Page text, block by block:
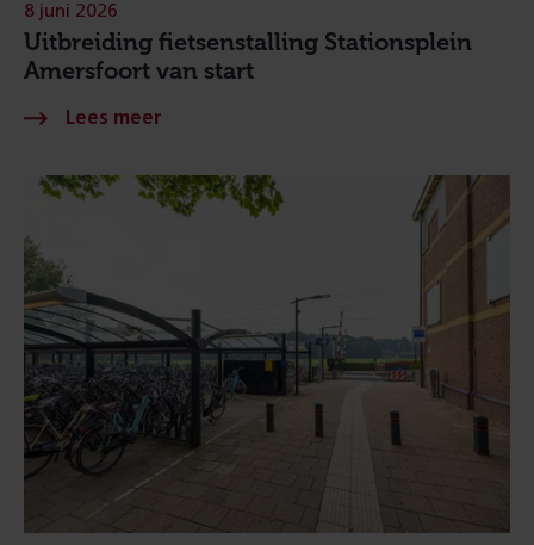
Uitbreiding fietsenstalling Stationsplein
Amersfoort van start
8 juni 2026